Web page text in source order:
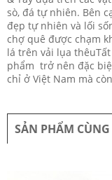
sò, đá tự nhiên. Bên
đẹp tự nhiên và lối
chợ quê được chạm
lá trên vải lụa
phẩm trở nên đặc
chỉ ở Việt Nam mà
SẢN PHẨM